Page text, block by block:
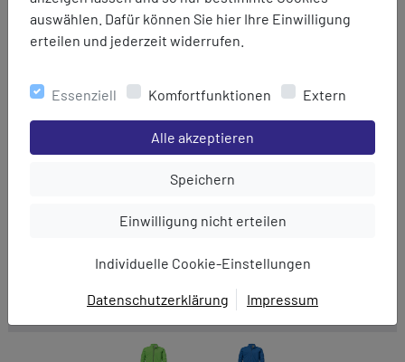
auswählen. Dafür können Sie hier Ihre Einwilligung
erteilen und jederzeit widerrufen.
Essenziell Komfortfunktionen Extern
Einstellungen speichern für die Gruppe
Alle akzeptieren
Einstellungen speichern für die
Speichern
Einstellungen speichern für die Gruppe
Einwilligung nicht erteilen
Individuelle Cookie-Einstellungen
Datenschutzerklärung Impressum
EINWILLIGUNG ZUR
DATENVERARBEITUNG